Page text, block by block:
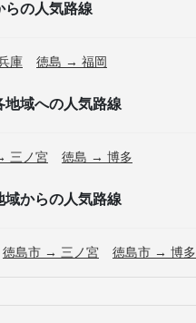
らの人気路線
庫 徳島 → 福岡
地域への人気路線
三ノ宮 徳島 → 博多
域からの人気路線
徳島市 → 三ノ宮 徳島市 → 博多